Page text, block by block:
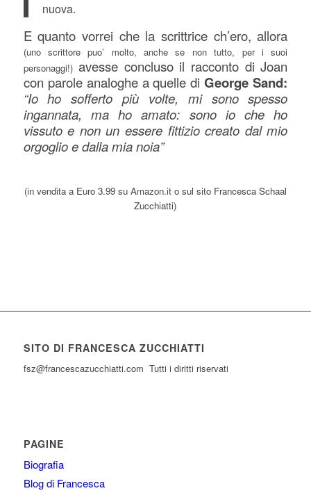
nuova.
E quanto vorrei che la scrittrice ch’ero, allora
(uno scrittore puo’ molto, anche se non tutto, per i suoi
personaggi!)avesse concluso il racconto di Joan
con parole analoghe a quelle diGeorge Sand:
“Io ho sofferto più volte, mi sono spesso
ingannata, ma ho amato: sono io che ho
vissuto e non un essere fittizio creato dal mio
orgoglio e dalla mia noia”
(in vendita a Euro 3.99 su Amazon.it o sul sito Francesca Schaal
Zucchiatti)
SITO DI FRANCESCA ZUCCHIATTI
fsz@francescazucchiatti.com Tutti i diritti riservati
PAGINE
Biografia
Blog di Francesca